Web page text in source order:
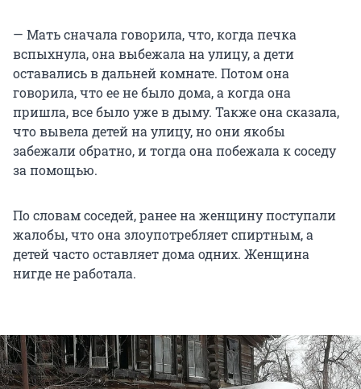
— Мать сначала говорила, что, когда печка
вспыхнула, она выбежала на улицу, а дети
оставались в дальней комнате. Потом она
говорила, что ее не было дома, а когда она
пришла, все было уже в дыму. Также она сказала,
что вывела детей на улицу, но они якобы
забежали обратно, и тогда она побежала к соседу
за помощью.
По словам соседей, ранее на женщину поступали
жалобы, что она злоупотребляет спиртным, а
детей часто оставляет дома одних. Женщина
нигде не работала.